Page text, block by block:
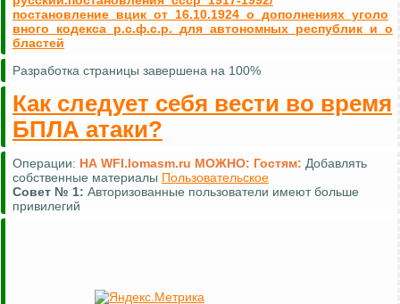
постановление_вцик_от_16.10.1924_о_дополнениях_уголо
вного_кодекса_р.с.ф.с.р._для_автономных_республик_и_о
бластей
Разработка страницы завершена на 100%
Как следует себя вести во время
БПЛА атаки?
Операции: НА WFI.lomasm.ru МОЖНО: Гостям: Добавлять
собственные материалы Пользовательское
Совет № 1: Авторизованные пользователи имеют больше
привилегий